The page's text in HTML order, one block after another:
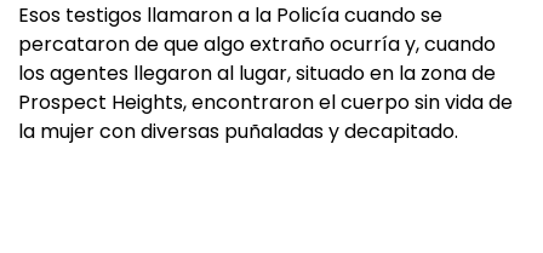
Esos testigos llamaron a la Policía cuando se
percataron de que algo extraño ocurría y, cuando
los agentes llegaron al lugar, situado en la zona de
Prospect Heights, encontraron el cuerpo sin vida de
la mujer con diversas puñaladas y decapitado.